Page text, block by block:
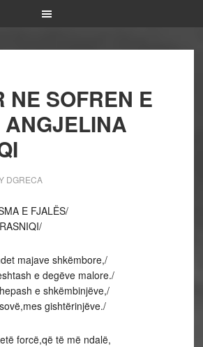
NE SOFREN E
ANGJELINA
DGRECA
E FJALËS/
majave shkëmbore,/
e degëve malore./
e shkëmbinjëve,/
gishtërinjëve./
forcë,që të më ndalë,